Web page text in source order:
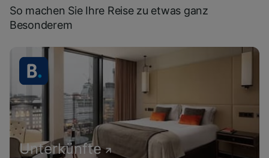
So machen Sie Ihre Reise zu etwas ganz
Besonderem
Unterkünfte